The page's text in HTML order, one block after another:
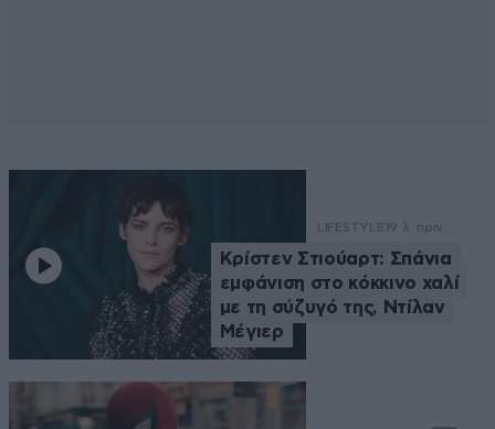
LIFESTYLE 19 λ. πριν
Κρίστεν Στιούαρτ: Σπάνια
εμφάνιση στο κόκκινο χαλί
με τη σύζυγό της, Ντίλαν
Μέγιερ